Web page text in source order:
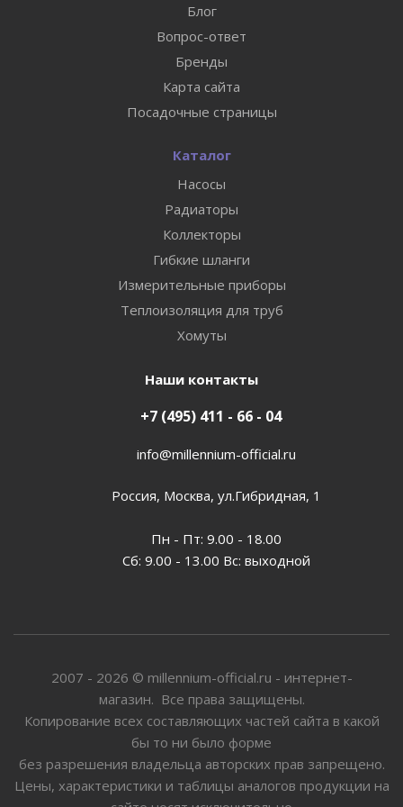
Блог
Вопрос-ответ
Бренды
Карта сайта
Посадочные страницы
Каталог
Насосы
Радиаторы
Коллекторы
Гибкие шланги
Измерительные приборы
Теплоизоляция для труб
Хомуты
Наши контакты
+7 (495) 411 - 66 - 04
info@millennium-official.ru
Россия, Москва, ул.Гибридная, 1
Пн - Пт: 9.00 - 18.00
Сб: 9.00 - 13.00 Вс: выходной
2007 - 2026 © millennium-official.ru - интернет-
магазин. Все права защищены.
Копирование всех составляющих частей сайта в какой
бы то ни было форме
без разрешения владельца авторских прав запрещено.
Цены, характеристики и таблицы аналогов продукции на